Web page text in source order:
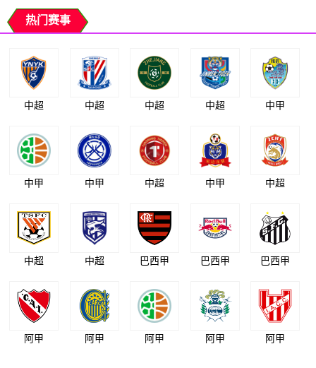
热门赛事
中超 中超 中超 中超 中甲
中甲 中甲 中超 中甲 中超
中超 中超 巴西甲 巴西甲 巴西甲
阿甲 阿甲 阿甲 阿甲 阿甲